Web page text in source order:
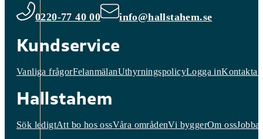
0220-77 40 00 info@hallstahem.se
Kundservice
Vanliga frågorFelanmälanUthyrningspolicyLogga inKontakta
Hallstahem
Sök ledigtAtt bo hos ossVåra områdenVi byggerOm ossJobba